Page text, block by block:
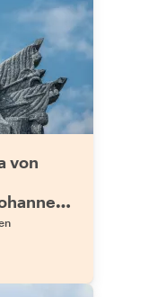
von
mit